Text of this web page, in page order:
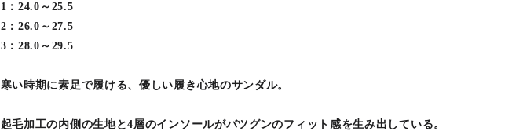
1：24.0～25.5
2：26.0～27.5
3：28.0～29.5
寒い時期に素足で履ける、優しい履き心地のサンダル。
起毛加工の内側の生地と4層のインソールがバツグンのフィット感を生み出している。